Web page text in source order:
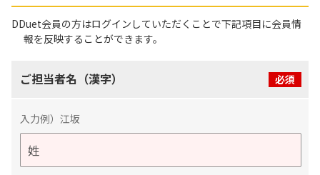
DDuet会員の方はログインしていただくことで下記項目に会員情
報を反映することができます。
ご担当者名（漢字） 必須
入力例）江坂